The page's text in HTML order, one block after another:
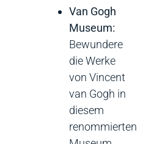
Van Gogh
Museum:
Bewundere
die Werke
von Vincent
van Gogh in
diesem
renommierten